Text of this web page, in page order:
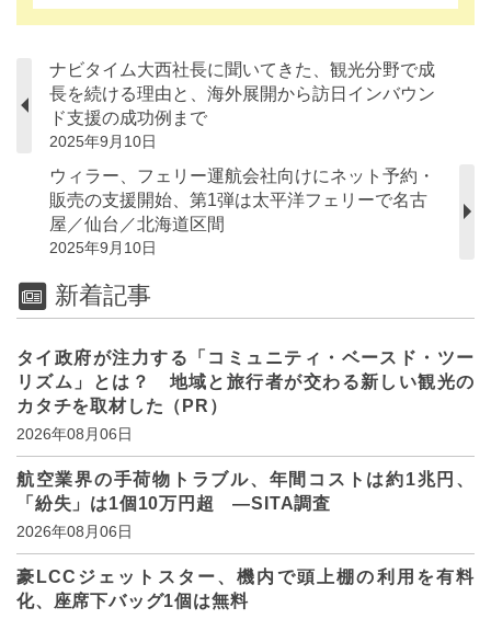
ナビタイム大西社長に聞いてきた、観光分野で成
長を続ける理由と、海外展開から訪日インバウン
ド支援の成功例まで
2025年9月10日
ウィラー、フェリー運航会社向けにネット予約・
販売の支援開始、第1弾は太平洋フェリーで名古
屋／仙台／北海道区間
2025年9月10日
新着記事
タイ政府が注力する「コミュニティ・ベースド・ツー
リズム」とは？ 地域と旅行者が交わる新しい観光の
カタチを取材した（PR）
2026年08月06日
航空業界の手荷物トラブル、年間コストは約1兆円、
「紛失」は1個10万円超 ―SITA調査
2026年08月06日
豪LCCジェットスター、機内で頭上棚の利用を有料
化、座席下バッグ1個は無料